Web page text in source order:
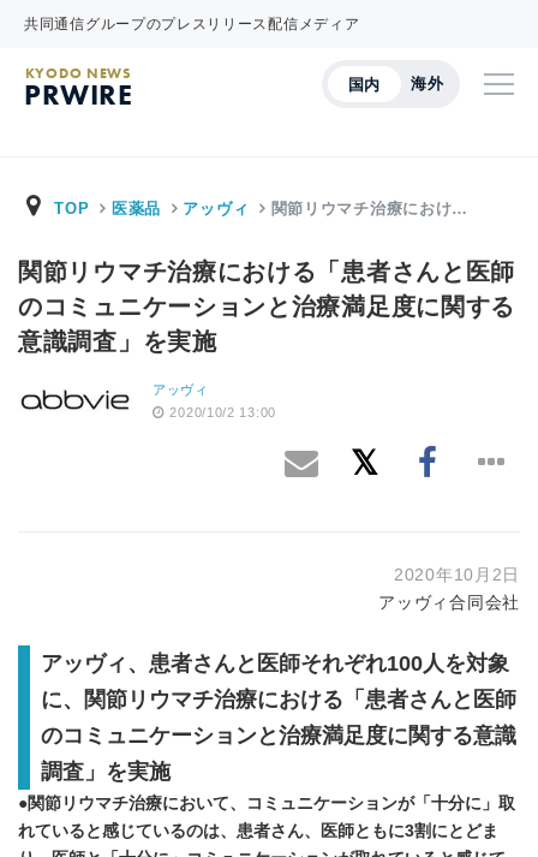
共同通信グループのプレスリリース配信メディア
国内 海外
KYODO NEWS
PRWIRE
TOP 医薬品 アッヴィ 関節リウマチ治療におけ…
関節リウマチ治療における「患者さんと医師
のコミュニケーションと治療満足度に関する
意識調査」を実施
アッヴィ
2020/10/2 13:00
2020年10月2日
アッヴィ合同会社
アッヴィ、患者さんと医師それぞれ100人を対象
に、関節リウマチ治療における 「 患者さんと医師
のコミュニケーションと治療満足度に関する意識
調査」 を実施
●関節リウマチ治療において、コミュニケーションが「十分に」取
れていると感じているのは、患者さん、医師ともに3割にとどま